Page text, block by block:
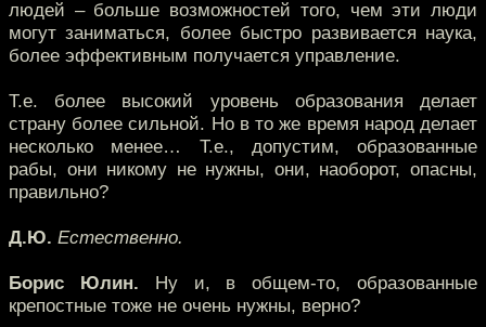
людей – больше возможностей того, чем эти люди
могут заниматься, более быстро развивается наука,
более эффективным получается управление.
Т.е. более высокий уровень образования делает
страну более сильной. Но в то же время народ делает
несколько менее… Т.е., допустим, образованные
рабы, они никому не нужны, они, наоборот, опасны,
правильно?
Д.Ю. Естественно.
Борис Юлин. Ну и, в общем-то, образованные
крепостные тоже не очень нужны, верно?